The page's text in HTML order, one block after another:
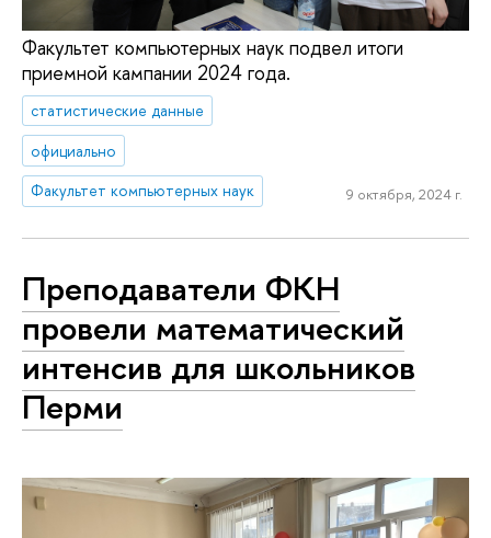
Факультет компьютерных наук подвел итоги
приемной кампании 2024 года.
статистические данные
официально
Факультет компьютерных наук
9 октября, 2024 г.
Преподаватели ФКН
провели математический
интенсив для школьников
Перми